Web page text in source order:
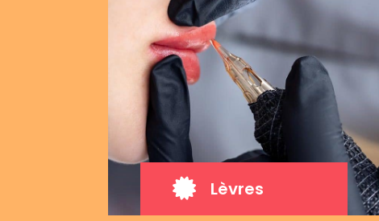
 Lèvres